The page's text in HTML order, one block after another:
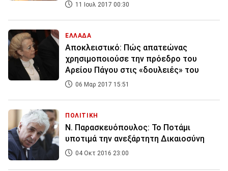
11 Ιουλ 2017 00:30
ΕΛΛΑΔΑ
Αποκλειστικό: Πώς απατεώνας
χρησιμοποιούσε την πρόεδρο του
Αρείου Πάγου στις «δουλειές» του
06 Μαρ 2017 15:51
ΠΟΛΙΤΙΚΗ
Ν. Παρασκευόπουλος: Το Ποτάμι
υποτιμά την ανεξάρτητη Δικαιοσύνη
04 Οκτ 2016 23:00